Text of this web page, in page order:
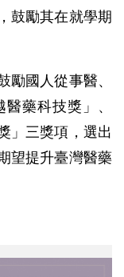
鼓勵其在就學期
勵國人從事醫、
藥科技獎」、
」三獎項，選出
望提升臺灣醫藥